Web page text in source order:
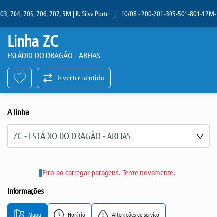
704, 705, 706, 707, 5M | R. Silva Porto | 10/08 - 200-201-305-501-801-12M-
Linha ZC
ESTÁDIO DO DRAGÃO - AREIAS
Inverter sentido
A linha
Selecione a linha
Erro ao carregar paragens. Tente novamente.
Informações
Mapa Horário Alterações de serviço